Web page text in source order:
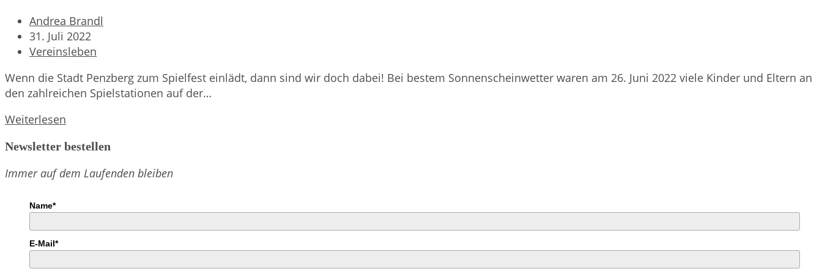
Beitrags-
Autor:
Andrea Brandl
Beitrag
veröffentlicht:
31. Juli 2022
Beitrags-
Vereinsleben
Wenn die Stadt Penzberg zum Spielfest einlädt, dann sind wir doch dabei! Bei bestem Sonnenscheinwetter waren am 26. Juni 2022 viele Kinder und Eltern an
den zahlreichen Spielstationen auf der…
Weiterlesen
Spielfest
der
Newsletter bestellen
Immer auf dem Laufenden bleiben
Name*
E-Mail*